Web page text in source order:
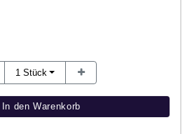
1 Stück
In den Warenkorb